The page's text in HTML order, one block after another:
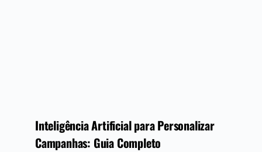
Inteligência Artificial para Personalizar
Campanhas: Guia Completo